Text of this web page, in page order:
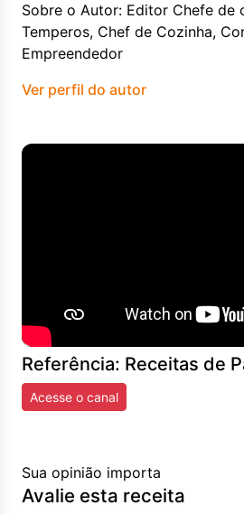
Sobre o Autor: Editor Chefe de
Temperos, Chef de Cozinha,
Empreendedor
Ver perfil do autor
Referência: Receitas de
Acesse o canal
Sua opinião importa
Avalie esta receita